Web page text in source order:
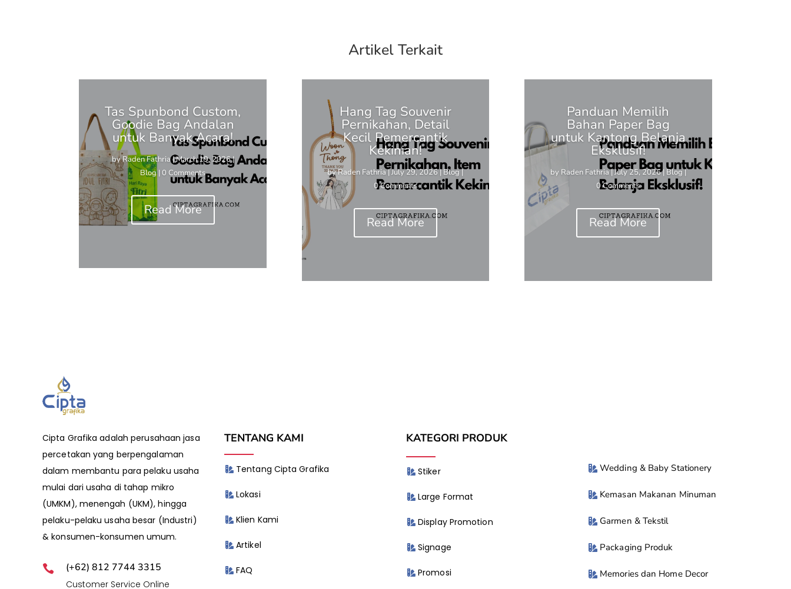
Artikel Terkait
Tas Spunbond Custom,
Goodie Bag Andalan
untuk Banyak Acara!
byRaden Fathria|March 19, 2026|
Blog| 0 Comments
Read More
Hang Tag Souvenir
Pernikahan, Detail
Kecil Pemercantik
Kekinian!
byRaden Fathria|July 29, 2026|Blog|
0 Comments
Read More
Panduan Memilih
Bahan Paper Bag
untuk Kantong Belanja
Eksklusif!
by Raden Fathria|July 25, 2026| Blog|
0 Comments
Read More
Cipta Grafika adalah perusahaan jasa
percetakan yang berpengalaman
dalam membantu para pelaku usaha
mulai dari usaha di tahap mikro
(UMKM), menengah (UKM), hingga
pelaku-pelaku usaha besar (Industri)
& konsumen-konsumen umum.
 (+62) 812 7744 3315
Customer Service Online
TENTANG KAMI
Tentang Cipta Grafika
Lokasi
Klien Kami
Artikel
FAQ
KATEGORI PRODUK
Stiker
Large Format
Display Promotion
Signage
Promosi
Wedding & Baby Stationery
Kemasan Makanan Minuman
Garmen & Tekstil
Packaging Produk
Memories dan Home Decor